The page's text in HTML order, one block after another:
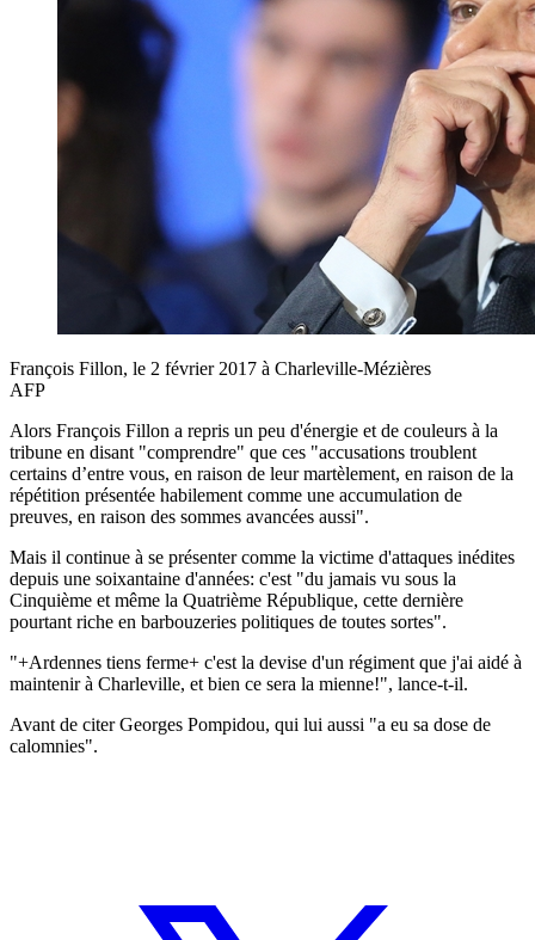
François Fillon, le 2 février 2017 à Charleville-Mézières
AFP
Alors François Fillon a repris un peu d'énergie et de couleurs à la
tribune en disant "comprendre" que ces "accusations troublent
certains d’entre vous, en raison de leur martèlement, en raison de la
répétition présentée habilement comme une accumulation de
preuves, en raison des sommes avancées aussi".
Mais il continue à se présenter comme la victime d'attaques inédites
depuis une soixantaine d'années: c'est "du jamais vu sous la
Cinquième et même la Quatrième République, cette dernière
pourtant riche en barbouzeries politiques de toutes sortes".
"+Ardennes tiens ferme+ c'est la devise d'un régiment que j'ai aidé à
maintenir à Charleville, et bien ce sera la mienne!", lance-t-il.
Avant de citer Georges Pompidou, qui lui aussi "a eu sa dose de
calomnies".